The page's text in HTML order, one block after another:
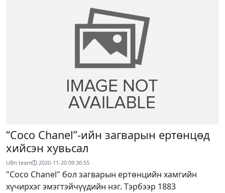
“Coco Chanel”-ийн загварын ертөнцөд
хийсэн хувьсал
UBn team 2020-11-20 09:30:55
"Coco Chanel" бол загварын ертөнцийн хамгийн
хүчирхэг эмэгтэйчүүдийн нэг. Тэрбээр 1883